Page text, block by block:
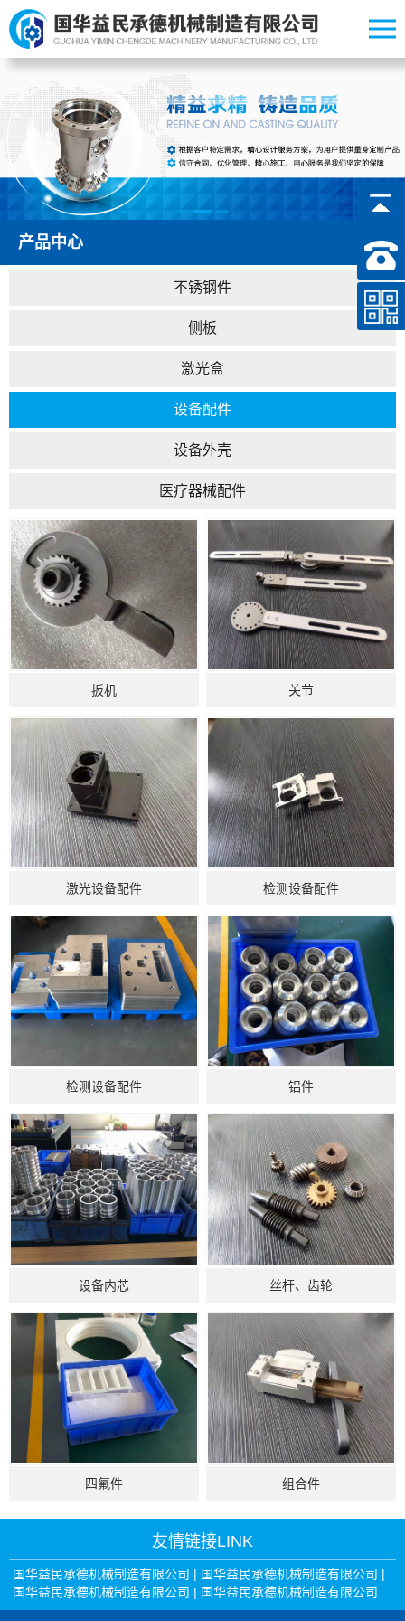
产品中心
不锈钢件
侧板
激光盒
设备配件
设备外壳
医疗器械配件
扳机 关节
激光设备配件 检测设备配件
检测设备配件 铝件
设备内芯 丝杆、齿轮
四氟件 组合件
友情链接LINK
国华益民承德机械制造有限公司 | 国华益民承德机械制造有限公司 |
国华益民承德机械制造有限公司 | 国华益民承德机械制造有限公司